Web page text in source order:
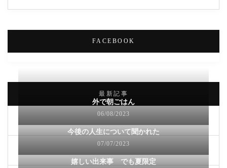
FACEBOOK
最新記事
外で朝ごはん
06/08/2023
今後の人生について聞かれた
07/07/2023
嬉しい出来事 でも夏限定